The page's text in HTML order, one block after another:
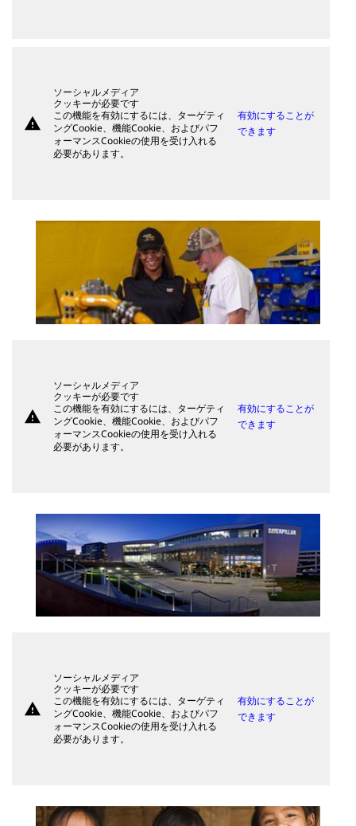
warning
ソーシャルメディア
クッキーが必要です
この機能を有効にするには、ターゲティ
ングCookie、機能Cookie、およびパフ
ォーマンスCookieの使用を受け入れる
必要があります。
有効にすることが
できます
warning
ソーシャルメディア
クッキーが必要です
この機能を有効にするには、ターゲティ
ングCookie、機能Cookie、およびパフ
ォーマンスCookieの使用を受け入れる
必要があります。
有効にすることが
できます
warning
ソーシャルメディア
クッキーが必要です
この機能を有効にするには、ターゲティ
ングCookie、機能Cookie、およびパフ
ォーマンスCookieの使用を受け入れる
必要があります。
有効にすることが
できます